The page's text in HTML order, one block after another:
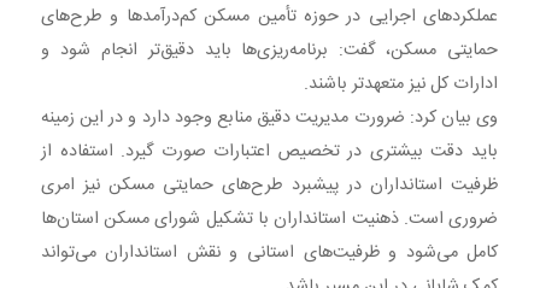
عملکردهای اجرایی در حوزه تأمین مسکن کم‌درآمدها و طرح‌های
حمایتی مسکن، گفت: برنامه‌ریزی‌ها باید دقیق‌تر انجام شود و
ادارات کل نیز متعهدتر باشند.
وی بیان کرد: ضرورت مدیریت دقیق منابع وجود دارد و در این زمینه
باید دقت بیشتری در تخصیص اعتبارات صورت گیرد. استفاده از
ظرفیت استانداران در پیشبرد طرح‌های حمایتی مسکن نیز امری
ضروری است. ذهنیت استانداران با تشکیل شورای مسکن استان‌ها
کامل می‌شود و ظرفیت‌های استانی و نقش استانداران می‌تواند